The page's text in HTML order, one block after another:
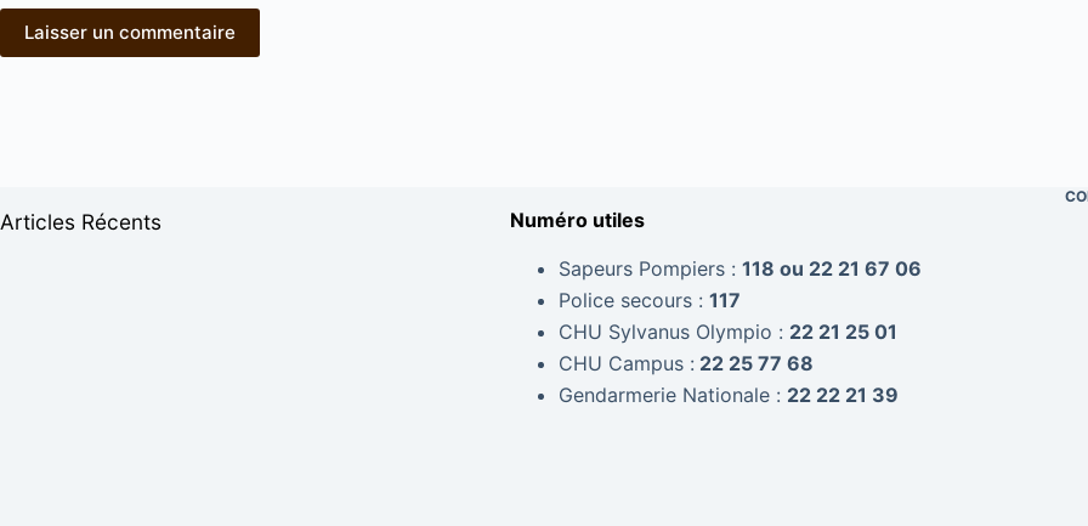
Laisser un commentaire
Articles Récents
Numéro utiles
Sapeurs Pompiers : 118 ou 22 21 67 06
Police secours : 117
CHU Sylvanus Olympio : 22 21 25 01
CHU Campus : 22 25 77 68
Gendarmerie Nationale : 22 22 21 39